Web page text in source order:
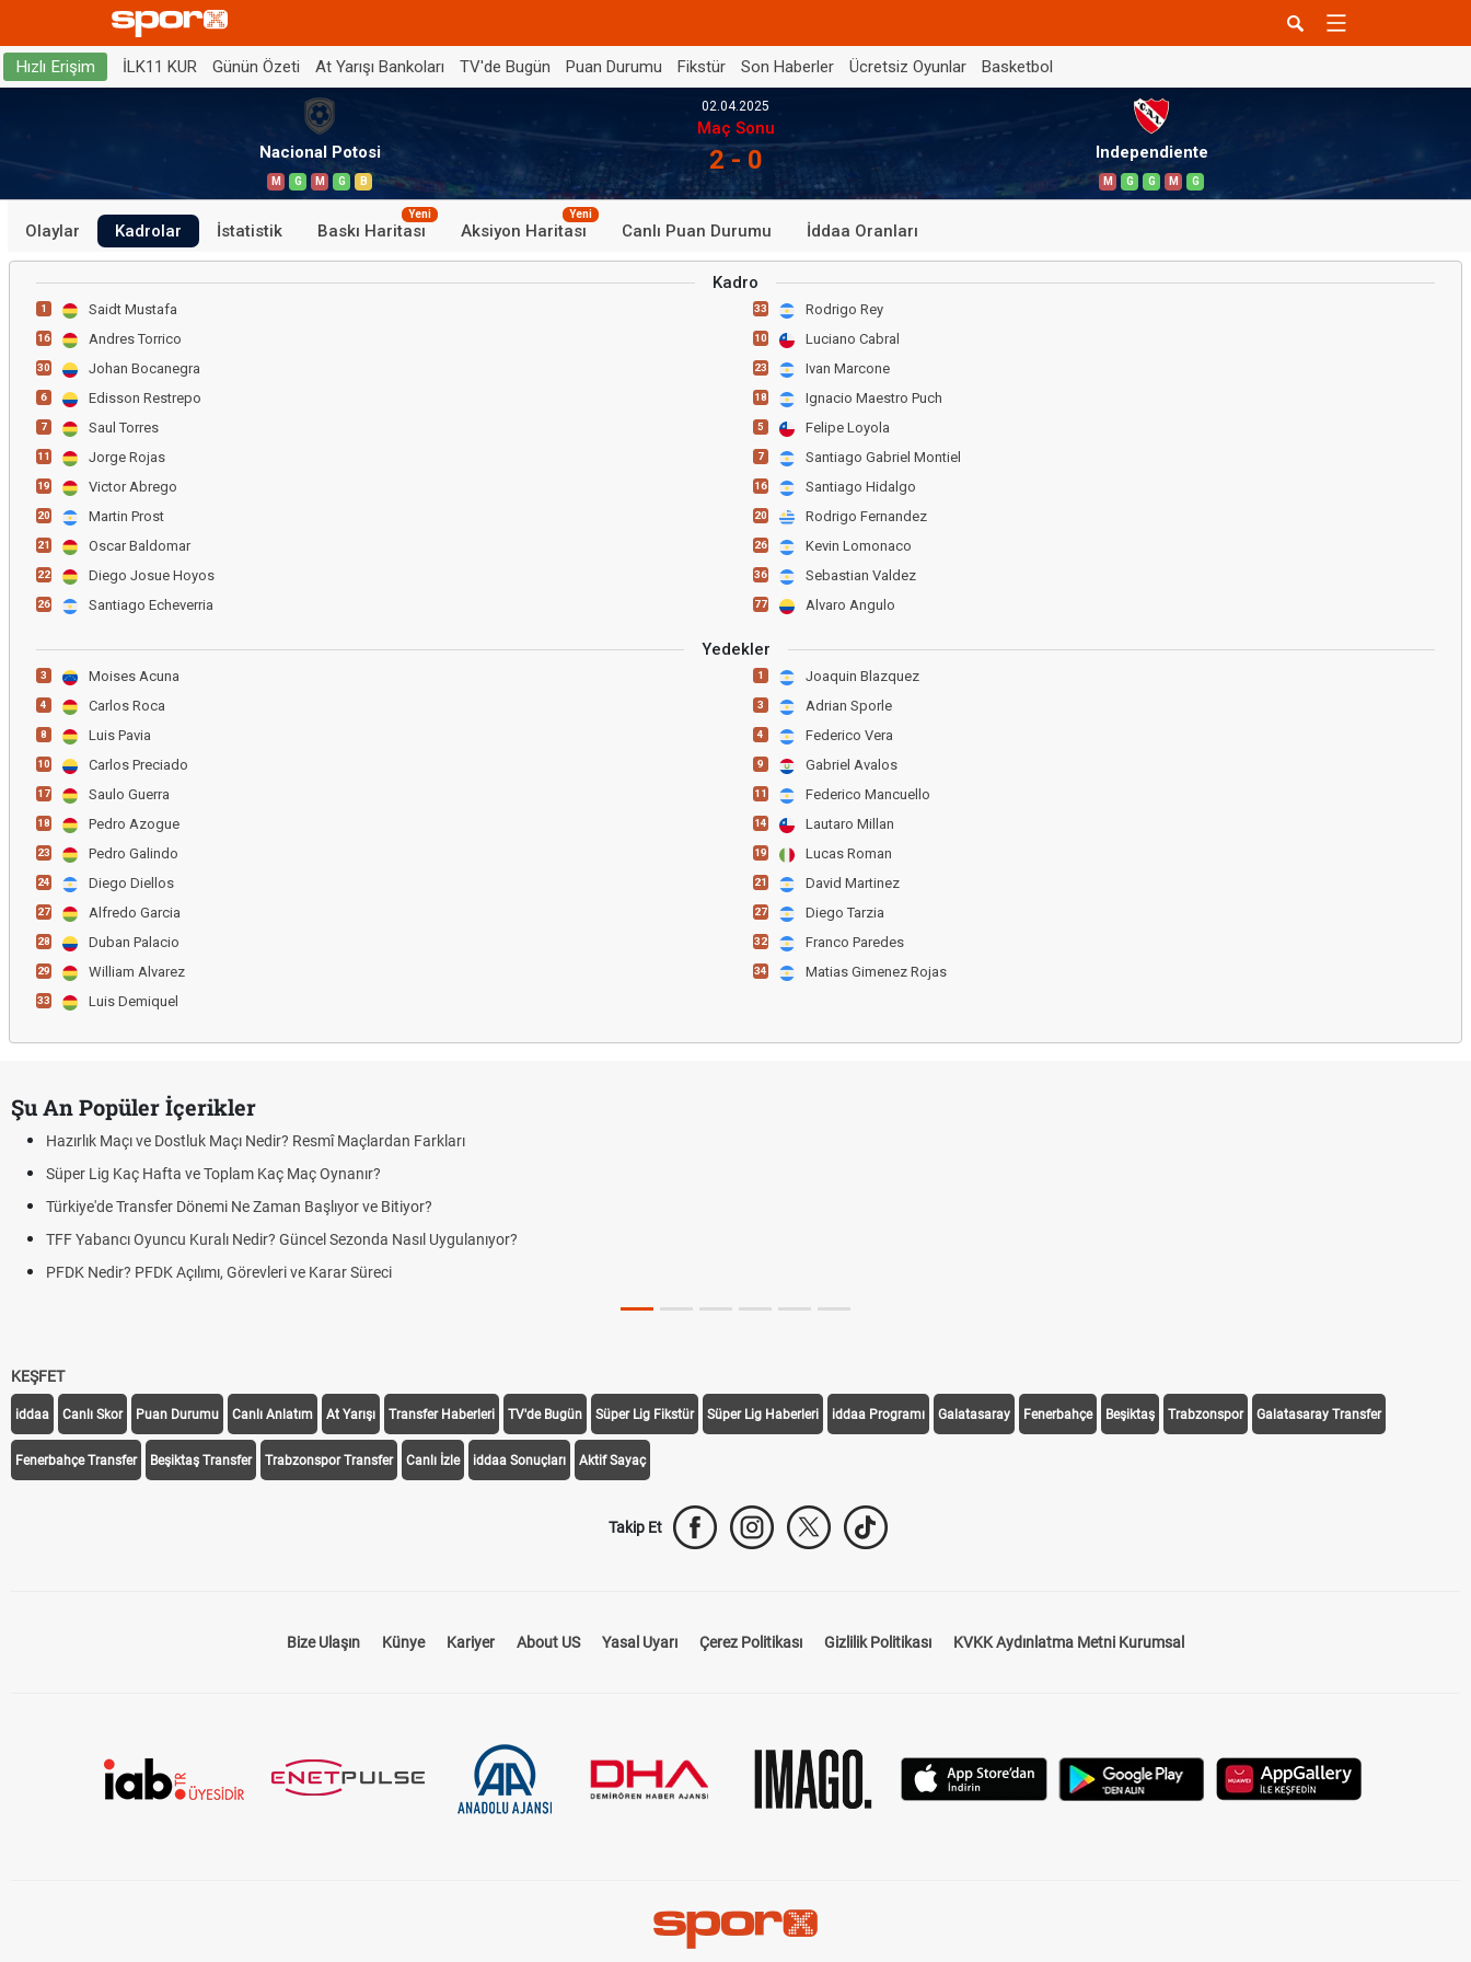
Hızlı Erişim İLK11 KUR Günün Özeti At Yarışı Bankoları TV'de Bugün Puan Durumu Fikstür Son Haberler Ücretsiz Oyunlar Basketbol
Nacional Potosi
M G M G B
02.04.2025
Maç Sonu
2 - 0 Independiente
M G G M G
Olaylar Kadrolar İstatistik Baskı Haritası
Yeni
Aksiyon Haritası
Yeni
Canlı Puan Durumu İddaa Oranları
Kadro
1 Saidt Mustafa
16 Andres Torrico
30 Johan Bocanegra
6 Edisson Restrepo
7 Saul Torres
11 Jorge Rojas
19 Victor Abrego
20 Martin Prost
21 Oscar Baldomar
22 Diego Josue Hoyos
26 Santiago Echeverria
33 Rodrigo Rey
10 Luciano Cabral
23 Ivan Marcone
18 Ignacio Maestro Puch
5 Felipe Loyola
7 Santiago Gabriel Montiel
16 Santiago Hidalgo
20 Rodrigo Fernandez
26 Kevin Lomonaco
36 Sebastian Valdez
77 Alvaro Angulo
Yedekler
3 Moises Acuna
4 Carlos Roca
8 Luis Pavia
10 Carlos Preciado
17 Saulo Guerra
18 Pedro Azogue
23 Pedro Galindo
24 Diego Diellos
27 Alfredo Garcia
28 Duban Palacio
29 William Alvarez
33 Luis Demiquel
1 Joaquin Blazquez
3 Adrian Sporle
4 Federico Vera
9 Gabriel Avalos
11 Federico Mancuello
14 Lautaro Millan
19 Lucas Roman
21 David Martinez
27 Diego Tarzia
32 Franco Paredes
34 Matias Gimenez Rojas
Şu An Popüler İçerikler
Hazırlık Maçı ve Dostluk Maçı Nedir? Resmî Maçlardan Farkları
Süper Lig Kaç Hafta ve Toplam Kaç Maç Oynanır?
Türkiye'de Transfer Dönemi Ne Zaman Başlıyor ve Bitiyor?
TFF Yabancı Oyuncu Kuralı Nedir? Güncel Sezonda Nasıl Uygulanıyor?
PFDK Nedir? PFDK Açılımı, Görevleri ve Karar Süreci
KEŞFET
iddaa Canlı Skor Puan Durumu Canlı Anlatım At Yarışı Transfer Haberleri TV'de Bugün Süper Lig Fikstür Süper Lig Haberleri iddaa Programı Galatasaray Fenerbahçe Beşiktaş Trabzonspor Galatasaray Transfer
Fenerbahçe Transfer Beşiktaş Transfer Trabzonspor Transfer Canlı İzle iddaa Sonuçları Aktif Sayaç
Takip Et
Bize Ulaşın Künye Kariyer About US Yasal Uyarı Çerez Politikası Gizlilik Politikası KVKK Aydınlatma Metni Kurumsal